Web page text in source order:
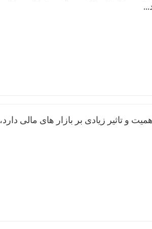
و تاثیر زیادی بر بازار های مالی دارد،